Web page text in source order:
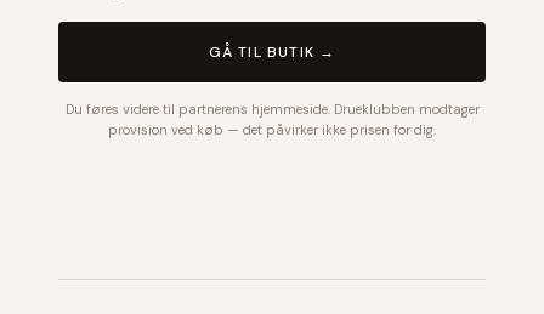
GÅ TIL BUTIK →
Du føres videre til partnerens hjemmeside. Drueklubben modtager
provision ved køb — det påvirker ikke prisen for dig.